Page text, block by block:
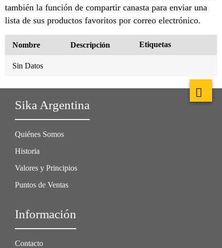
también la función de compartir canasta para enviar una
lista de sus productos favoritos por correo electrónico.
Nombre Descripción Etiquetas
Sin Datos
Sika Argentina
Quiénes Somos
Historia
Valores y Principios
Puntos de Ventas
Información
Contacto